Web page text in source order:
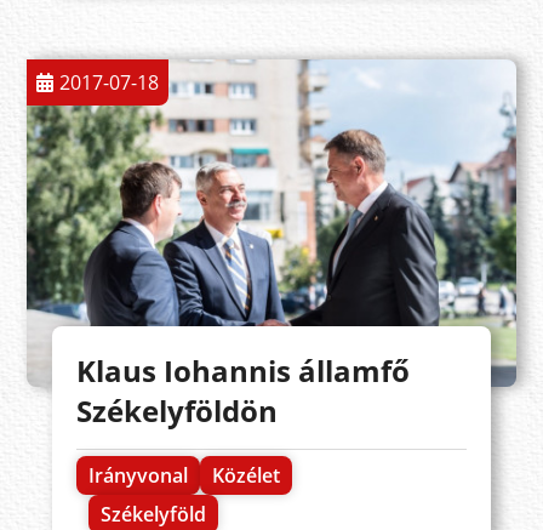
2017-07-18
Klaus Iohannis államfő
Székelyföldön
Irányvonal
Közélet
Székelyföld